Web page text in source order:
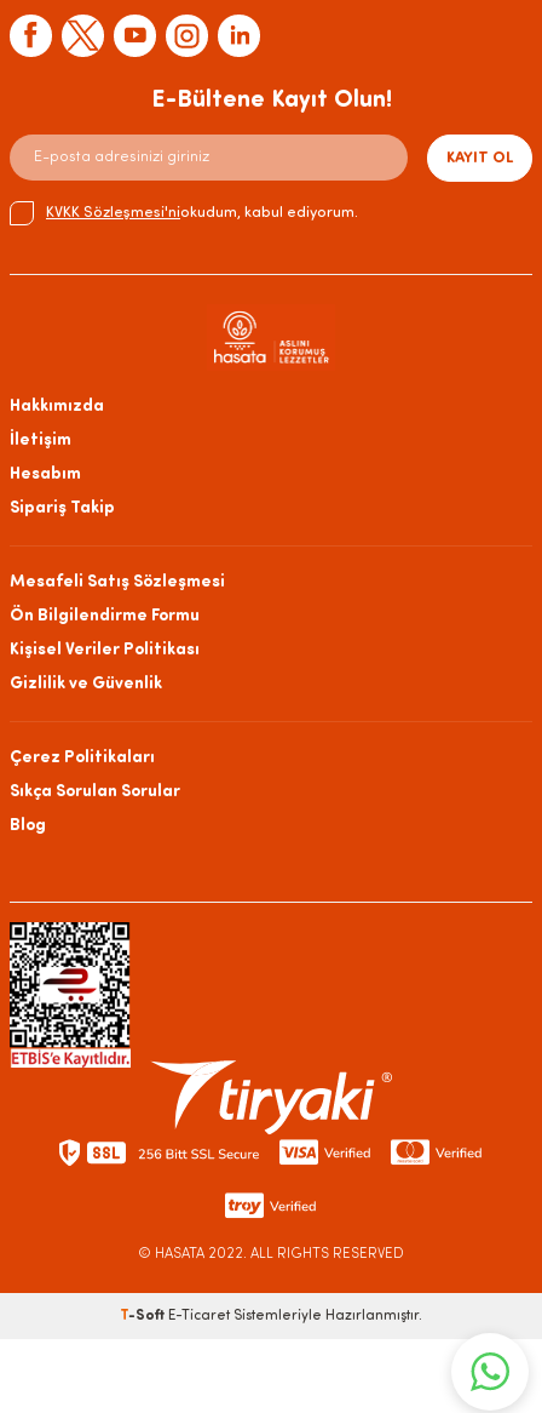
E-Bültene Kayıt Olun!
KAYIT OL
KVKK Sözleşmesi'niokudum, kabul ediyorum.
Hakkımızda
İletişim
Hesabım
Sipariş Takip
Mesafeli Satış Sözleşmesi
Ön Bilgilendirme Formu
Kişisel Veriler Politikası
Gizlilik ve Güvenlik
Çerez Politikaları
Sıkça Sorulan Sorular
Blog
© HASATA 2022. ALL RIGHTS RESERVED
T-Soft E-Ticaret Sistemleriyle Hazırlanmıştır.